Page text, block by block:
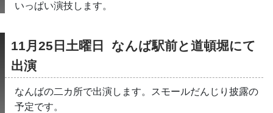
いっぱい演技します。
11月25日土曜日  なんば駅前と道頓堀にて
出演
なんばの二カ所で出演します。スモールだんじり披露の
予定です。